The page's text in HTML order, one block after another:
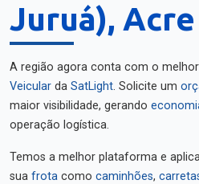
Juruá), Acre
A região agora conta com o
Veicular da SatLight. Solicite um
maior visibilidade, gerando
operação logística.
Temos a melhor plataforma e
sua frota como caminhões,